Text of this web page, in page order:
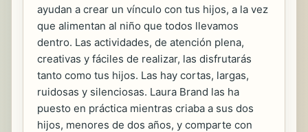
ayudan a crear un vínculo con tus hijos, a la vez
que alimentan al niño que todos llevamos
dentro. Las actividades, de atención plena,
creativas y fáciles de realizar, las disfrutarás
tanto como tus hijos. Las hay cortas, largas,
ruidosas y silenciosas. Laura Brand las ha
puesto en práctica mientras criaba a sus dos
hijos, menores de dos años, y comparte con